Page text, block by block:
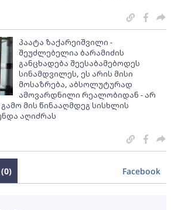
პაატა ზაქარეიშვილი -
შეუძლებელია ბარამიძის
განცხადება შეესაბამებოდეს
სინამდვილეს, ეს არის მისი
მოსაზრება, აბსოლუტურად
ამოვარდნილი რეალობიდან - არ
მის წინააღმდეგ სისხლის
აღიძრას
0) Facebook